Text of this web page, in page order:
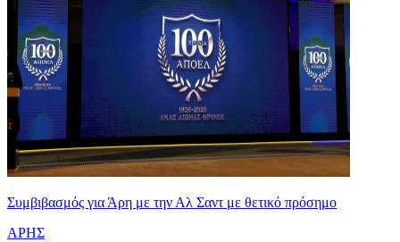
Συμβιβασμός για Άρη με την Αλ Σαντ με θετικό πρόσημο
ΑΡΗΣ